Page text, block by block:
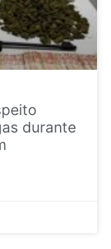
durante